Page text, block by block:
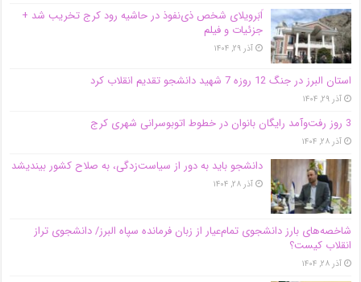
اَبَر‌ویلای شخص ذی‌نفوذ در حاشیه‌ رود کرج تخریب شد +
جزئیات و فیلم
آذر ۲۹, ۱۴۰۴
استان البرز در جنگ 12 روزه 7 شهید دانشجو تقدیم انقلاب کرد
آذر ۲۹, ۱۴۰۴
3 روز رفت‌وآمد رایگان بانوان در خطوط اتوبوسرانی شهری کرج
آذر ۲۸, ۱۴۰۴
دانشجو باید به دور از سیاست‌زدگی، به صلاح کشور بیندیشد
آذر ۲۸, ۱۴۰۴
شاخصه‌های بارز دانشجوی تمام‌عیار از زبان فرمانده سپاه البرز/ دانشجوی تراز
انقلاب کیست؟
آذر ۲۸, ۱۴۰۴